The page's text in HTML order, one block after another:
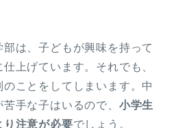
は、子どもが興味を持って
上げています。それでも、
ことをしてしまいます。中
手な子はいるので、 小学生
り注意が必要でしょう。